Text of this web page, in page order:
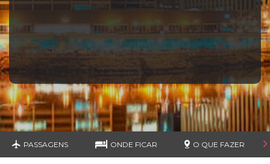
PASSAGENS ONDE FICAR O QUE FAZER